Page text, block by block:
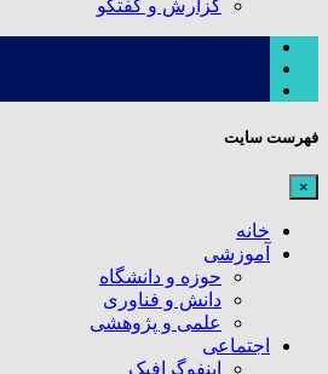
گزارش و گفتگو
فهرست سایت
×
خانه
آموزشی
حوزه و دانشگاه
دانش و فناوری
علمی و پژوهشی
اجتماعی
اینفوگرافیک